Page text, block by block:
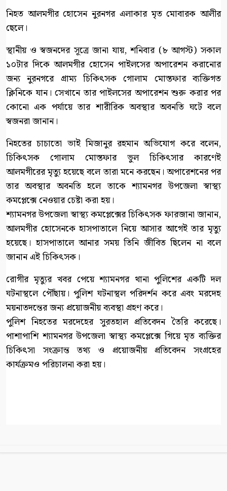
নিহত আলমগীর হোসেন নুরনগর এলাকার মৃত মোবারক আলীর
ছেলে।
স্থানীয় ও স্বজনদের সূত্রে জানা যায়, শনিবার (৮ আগস্ট) সকাল
১০টার দিকে আলমগীর হোসেন পাইলসের অপারেশন করানোর
জন্য নুরনগরে গ্রাম্য চিকিৎসক গোলাম মোস্তফার ব্যক্তিগত
ক্লিনিকে যান। সেখানে তার পাইলসের অপারেশন শুরু করার পর
কোনো এক পর্যায়ে তার শারীরিক অবস্থার অবনতি ঘটে বলে
স্বজনরা জানান।
নিহতের চাচাতো ভাই মিজানুর রহমান অভিযোগ করে বলেন,
চিকিৎসক গোলাম মোস্তফার ভুল চিকিৎসার কারণেই
আলমগীরের মৃত্যু হয়েছে বলে তারা মনে করছেন। অপারেশনের পর
তার অবস্থার অবনতি হলে তাকে শ্যামনগর উপজেলা স্বাস্থ্য
কমপ্লেক্সে নেওয়ার চেষ্টা করা হয়।
শ্যামনগর উপজেলা স্বাস্থ্য কমপ্লেক্সের চিকিৎসক ফারজানা জানান,
আলমগীর হোসেনকে হাসপাতালে নিয়ে আসার আগেই তার মৃত্যু
হয়েছে। হাসপাতালে আনার সময় তিনি জীবিত ছিলেন না বলে
জানান এই চিকিৎসক।
রোগীর মৃত্যুর খবর পেয়ে শ্যামনগর থানা পুলিশের একটি দল
ঘটনাস্থলে পৌঁছায়। পুলিশ ঘটনাস্থল পরিদর্শন করে এবং মরদেহ
ময়নাতদন্তের জন্য প্রয়োজনীয় ব্যবস্থা গ্রহণ করে।
পুলিশ নিহতের মরদেহের সুরতহাল প্রতিবেদন তৈরি করেছে।
পাশাপাশি শ্যামনগর উপজেলা স্বাস্থ্য কমপ্লেক্সে গিয়ে মৃত ব্যক্তির
চিকিৎসা সংক্রান্ত তথ্য ও প্রয়োজনীয় প্রতিবেদন সংগ্রহের
কার্যক্রমও পরিচালনা করা হয়।